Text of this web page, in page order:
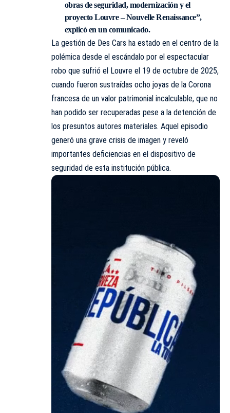
obras de seguridad, modernización y el
proyecto Louvre – Nouvelle Renaissance”,
explicó en un comunicado.
La gestión de Des Cars ha estado en el centro de la
polémica desde el escándalo por el espectacular
robo que sufrió el Louvre el 19 de octubre de 2025,
cuando fueron sustraídas ocho joyas de la Corona
francesa de un valor patrimonial incalculable, que no
han podido ser recuperadas pese a la detención de
los presuntos autores materiales. Aquel episodio
generó una grave crisis de imagen y reveló
importantes deficiencias en el dispositivo de
seguridad de esta institución pública.